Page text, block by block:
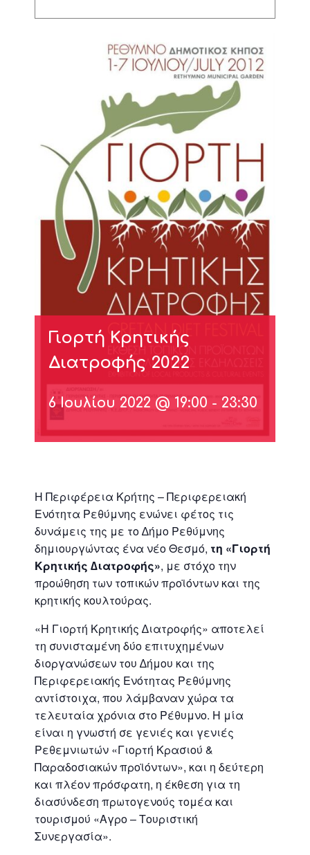
Γιορτή Κρητικής
Διατροφής 2022
6 Ιουλίου 2022 @ 19:00 - 23:30
Η Περιφέρεια Κρήτης – Περιφερειακή
Ενότητα Ρεθύμνης ενώνει φέτος τις
δυνάμεις της με το ∆ήμο Ρεθύμνης
δημιουργώντας ένα νέο Θεσμό, τη «Γιορτή
Κρητικής ∆ιατροφής», με στόχο την
προώθηση των τοπικών προϊόντων και της
κρητικής κουλτούρας.
«Η Γιορτή Κρητικής ∆ιατροφής» αποτελεί
τη συνισταμένη δύο επιτυχημένων
διοργανώσεων του ∆ήμου και της
Περιφερειακής Ενότητας Ρεθύμνης
αντίστοιχα, που λάμβαναν χώρα τα
τελευταία χρόνια στο Ρέθυμνο. Η μία
είναι η γνωστή σε γενιές και γενιές
Ρεθεμνιωτών «Γιορτή Κρασιού &
Παραδοσιακών προϊόντων», και η δεύτερη
και πλέον πρόσφατη, η έκθεση για τη
διασύνδεση πρωτογενούς τομέα και
τουρισμού «Αγρο – Τουριστική
Συνεργασία».